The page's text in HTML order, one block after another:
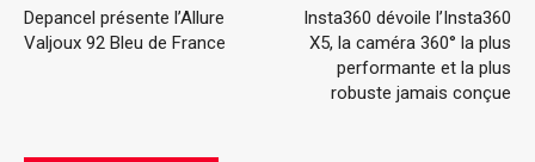
Depancel présente l’Allure
Valjoux 92 Bleu de France
Insta360 dévoile l’Insta360
X5, la caméra 360° la plus
performante et la plus
robuste jamais conçue